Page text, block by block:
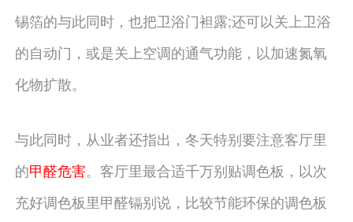
锡箔的与此同时，也把卫浴门袒露;还可以关上卫浴
的自动门，或是关上空调的通气功能，以加速氮氧
化物扩散。
与此同时，从业者还指出，冬天特别要注意客厅里
的甲醛危害。客厅里最合适千万别贴调色板，以次
充好调色板里甲醛镉别说，比较节能环保的调色板